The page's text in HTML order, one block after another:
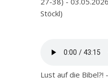
Stöckl)
Lust auf die Bibel?!